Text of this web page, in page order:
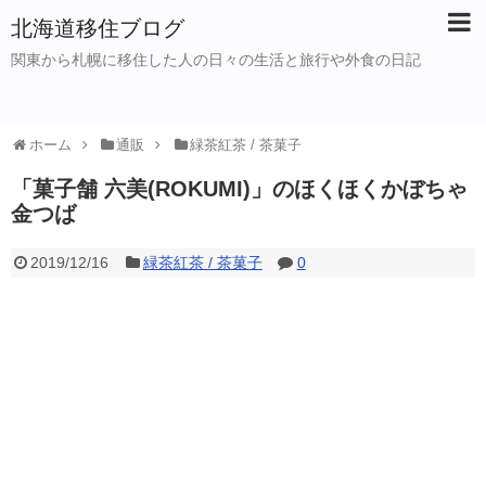
北海道移住ブログ
関東から札幌に移住した人の日々の生活と旅行や外食の日記
ホーム 通販 緑茶紅茶 / 茶菓子
「菓子舗 六美(ROKUMI)」のほくほくかぼちゃ
金つば
2019/12/16 緑茶紅茶 / 茶菓子 0